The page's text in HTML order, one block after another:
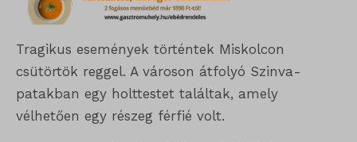
Tragikus események történtek Miskolcon
csütörtök reggel. A városon átfolyó Szinva-
patakban egy holttestet találtak, amely
vélhetően egy részeg férfié volt.